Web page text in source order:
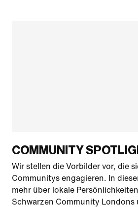
COMMUNITY
Wir stellen die Vorbilder vor, die
Communitys engagieren. In
mehr über lokale
Schwarzen Community Londons